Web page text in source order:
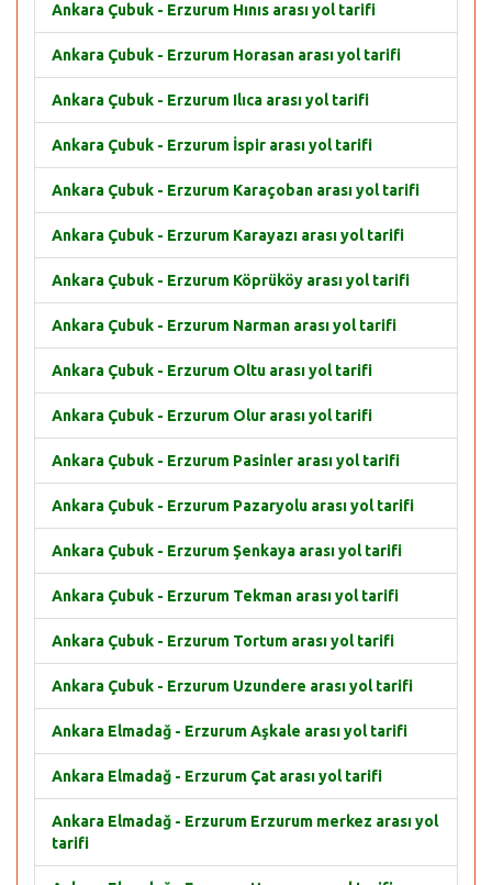
Ankara Çubuk - Erzurum Hınıs arası yol tarifi
Ankara Çubuk - Erzurum Horasan arası yol tarifi
Ankara Çubuk - Erzurum Ilıca arası yol tarifi
Ankara Çubuk - Erzurum İspir arası yol tarifi
Ankara Çubuk - Erzurum Karaçoban arası yol tarifi
Ankara Çubuk - Erzurum Karayazı arası yol tarifi
Ankara Çubuk - Erzurum Köprüköy arası yol tarifi
Ankara Çubuk - Erzurum Narman arası yol tarifi
Ankara Çubuk - Erzurum Oltu arası yol tarifi
Ankara Çubuk - Erzurum Olur arası yol tarifi
Ankara Çubuk - Erzurum Pasinler arası yol tarifi
Ankara Çubuk - Erzurum Pazaryolu arası yol tarifi
Ankara Çubuk - Erzurum Şenkaya arası yol tarifi
Ankara Çubuk - Erzurum Tekman arası yol tarifi
Ankara Çubuk - Erzurum Tortum arası yol tarifi
Ankara Çubuk - Erzurum Uzundere arası yol tarifi
Ankara Elmadağ - Erzurum Aşkale arası yol tarifi
Ankara Elmadağ - Erzurum Çat arası yol tarifi
Ankara Elmadağ - Erzurum Erzurum merkez arası yol
tarifi